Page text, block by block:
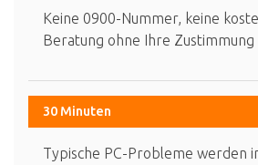
Keine 0900-Nummer, keine
Beratung ohne Ihre Zustimmung
30 Minuten
Typische PC-Probleme werden